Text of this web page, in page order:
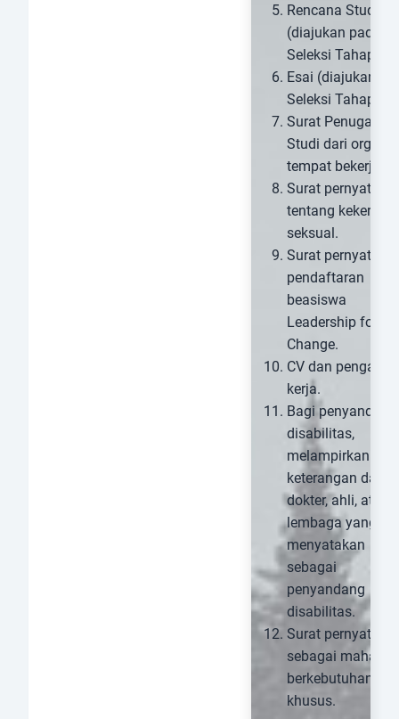
Rencana Studi
(diajukan pada
Seleksi Tahap 2).
Esai (diajukan
Seleksi Tahap 2).
Surat Penugasan
Studi dari
tempat bekerja.
Surat pernyataan
tentang
seksual.
Surat pernyataan
pendaftaran
beasiswa
Leadership for
Change.
CV dan
kerja.
Bagi penyandang
disabilitas,
melampirkan
keterangan dari
dokter, ahli, atau
lembaga yang
menyatakan
sebagai
penyandang
disabilitas.
Surat pernyataan
sebagai
berkebutuhan
khusus.